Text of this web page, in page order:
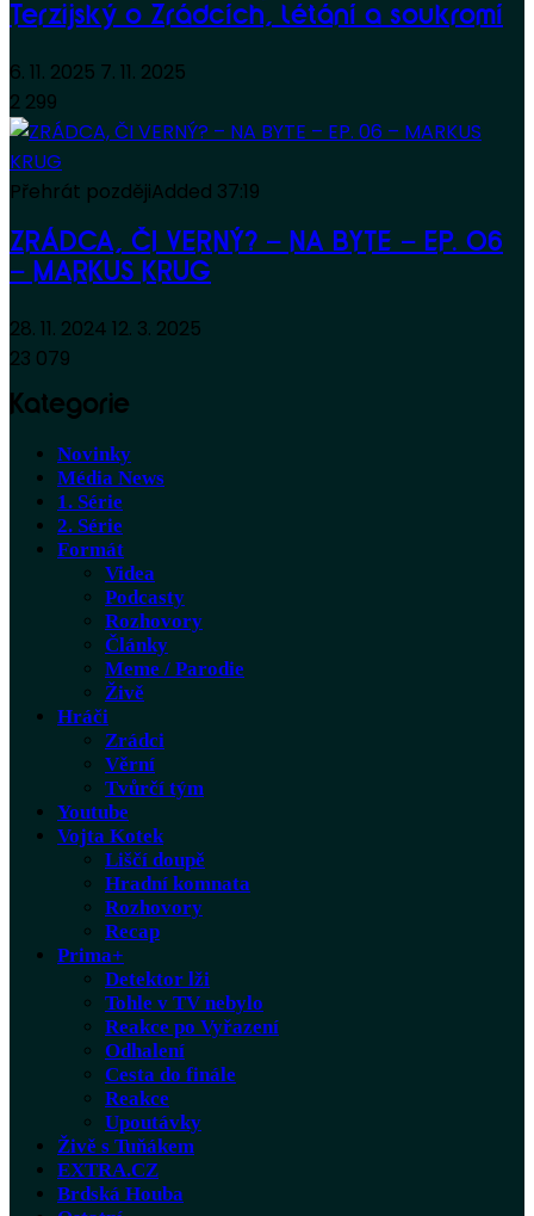
Terzijský o Zrádcích, létání a soukromí
6. 11. 2025 7. 11. 2025
2 299
Přehrát pozdějiAdded 37:19
ZRÁDCA, ČI VERNÝ? – NA BYTE – EP. 06
– MARKUS KRUG
28. 11. 2024 12. 3. 2025
23 079
Kategorie
Novinky
Média News
1. Série
2. Série
Formát
Videa
Podcasty
Rozhovory
Články
Meme / Parodie
Živě
Hráči
Zrádci
Věrní
Tvůrčí tým
Youtube
Vojta Kotek
Liščí doupě
Hradní komnata
Rozhovory
Recap
Prima+
Detektor lži
Tohle v TV nebylo
Reakce po Vyřazení
Odhalení
Cesta do finále
Reakce
Upoutávky
Živě s Tuňákem
EXTRA.CZ
Brdská Houba